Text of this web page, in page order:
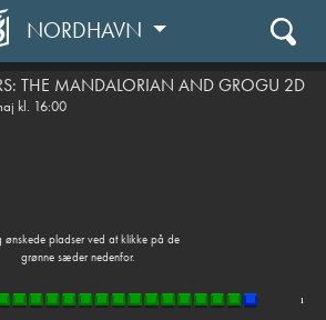
NORDHAVN
THE MANDALORIAN AND GROGU 2D
kl. 16:00
pladser ved at klikke på de
grønne sæder nedenfor.
front03-cc 121119